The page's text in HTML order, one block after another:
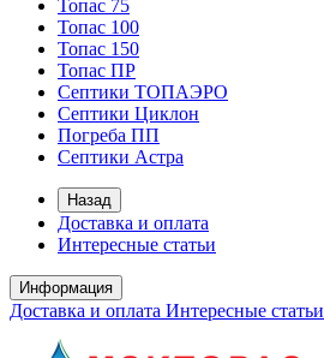
Топас 75
Топас 100
Топас 150
Топас ПР
Септики ТОПАЭРО
Септики Циклон
Погреба ПП
Септики Астра
Назад
Доставка и оплата
Интересные статьи
Информация
Доставка и оплата Интересные статьи